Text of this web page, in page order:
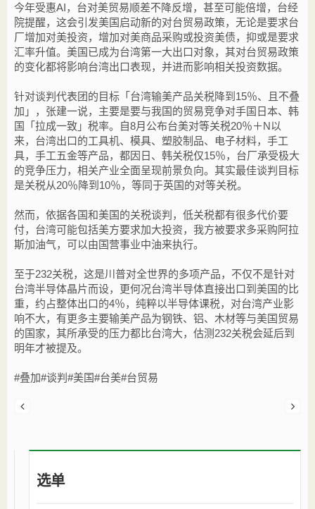
今年受惠AI，台对美贸易顺差不降反增，甚至可能倍增，台经
院提醒，这会引发美国启动新的对台贸易政策，无论是要求台
厂增加对美投资，增加对美商品采购或投资美债，抑或是要求
汇率升值。美国已成为台湾第一大出口对象，其对台贸易政策
的变化都将影响台湾出口表现，并进而影响相关投资数据。
针对谈判代表团的目标「台湾输美产品关税降到15％、且不叠
加」，张建一说，主要是要与我国的贸易竞争对手国日本、韩
国「拉成一致」税率。自8月公布台美对等关税20％＋N以
来，台湾出口的工具机、模具、塑胶制品、电子材料，手工
具，手工五金等产品，都因日、韩关税仅15％，台厂承受极大
的竞争压力，相关产业全面呈现前景负向。其实最佳谈判目标
是关税从20％降到10％，等同于英国的对等关税。
然而，依据各国和美国的关税谈判，低关税都有很多代价要
付，台湾可能包括美方要求加大投资，我方被要求多采购阿拉
斯加油气，可以由国营事业中油来执行。
至于232关税，这是川普对全世界的多项产品，不仅不是针对
台湾半导体晶片而设，更何况台湾半导体直接出口到美国的比
重，约占整体出口的4％，纯粹以半导体课税，对台湾产业影
响不大，有更多主要输美产品为钢铁、铝、木材等与美国贸易
的国家，其所承受的压力都比台湾大，估测232关税会延后到
明年才被提及。
#叠加#谈判#美国#台美#台贸易
选单